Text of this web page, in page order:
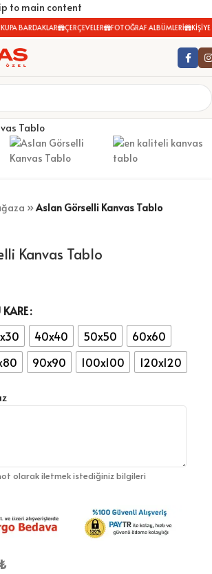
to main content
BARDAKLAR ÇERÇEVELER FOTOĞRAF ALBÜMLERİ KİŞİYE
»Aslan Görselli Kanvas Tablo
Kanvas Tablo
40x40 50x50
60x60
90x90 100x100 120x120
olarak iletmek istediğiniz bilgileri
₺